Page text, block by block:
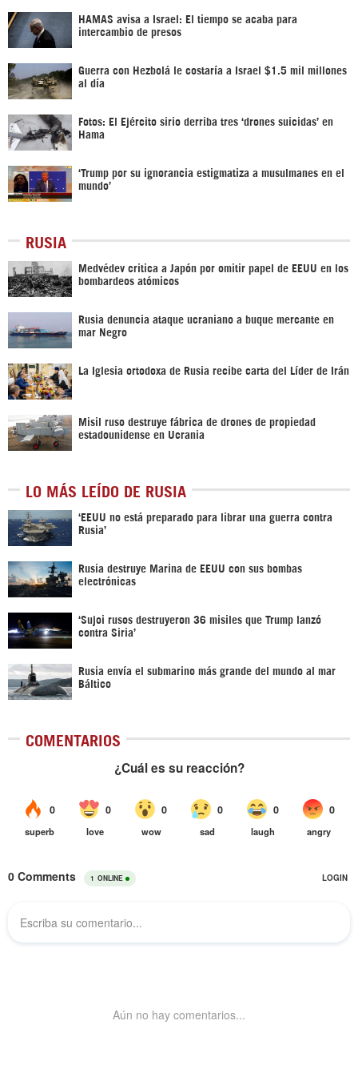
HAMAS avisa a Israel: El tiempo se acaba para
intercambio de presos
Guerra con Hezbolá le costaría a Israel $1.5 mil millones
al día
Fotos: El Ejército sirio derriba tres ‘drones suicidas’ en
Hama
‘Trump por su ignorancia estigmatiza a musulmanes en el
mundo’
RUSIA
Medvédev critica a Japón por omitir papel de EEUU en los
bombardeos atómicos
Rusia denuncia ataque ucraniano a buque mercante en
mar Negro
La Iglesia ortodoxa de Rusia recibe carta del Líder de Irán
Misil ruso destruye fábrica de drones de propiedad
estadounidense en Ucrania
LO MÁS LEÍDO DE RUSIA
‘EEUU no está preparado para librar una guerra contra
Rusia’
Rusia destruye Marina de EEUU con sus bombas
electrónicas
‘Sujoi rusos destruyeron 36 misiles que Trump lanzó
contra Siria’
Rusia envía el submarino más grande del mundo al mar
Báltico
COMENTARIOS